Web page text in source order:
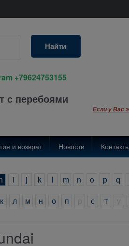
Найти
+79624753155
с перебоями
Если у Вас
и возврат Новости Контакты
i j k l m n o p q
к л м н о п с т